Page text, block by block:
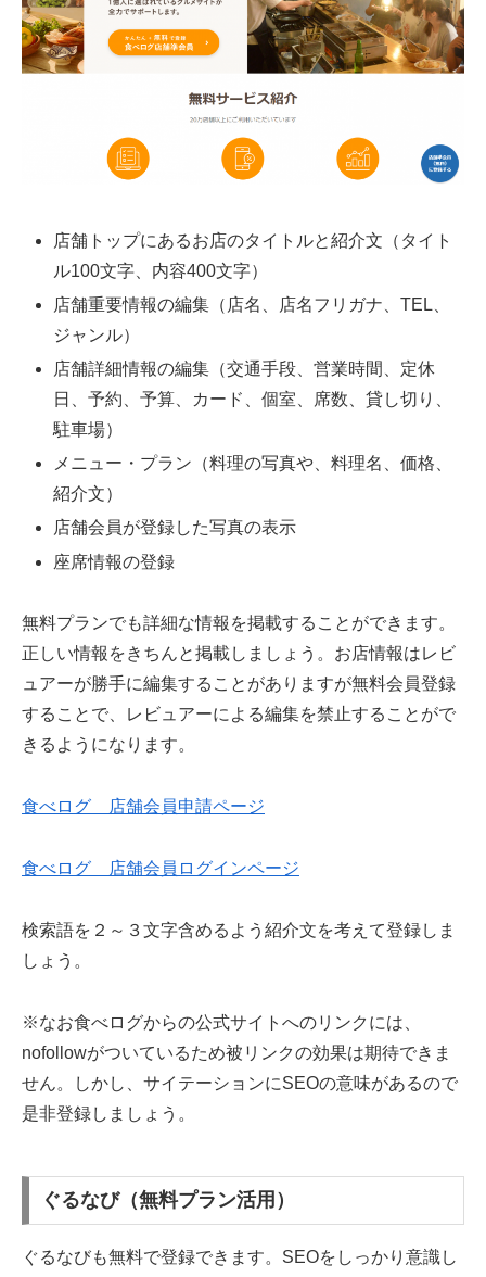
店舗トップにあるお店のタイトルと紹介文（タイト
ル100文字、内容400文字）
店舗重要情報の編集（店名、店名フリガナ、TEL、
ジャンル）
店舗詳細情報の編集（交通手段、営業時間、定休
日、予約、予算、カード、個室、席数、貸し切り、
駐車場）
メニュー・プラン（料理の写真や、料理名、価格、
紹介文）
店舗会員が登録した写真の表示
座席情報の登録
無料プランでも詳細な情報を掲載することができます。
正しい情報をきちんと掲載しましょう。お店情報はレビ
ュアーが勝手に編集することがありますが無料会員登録
することで、レビュアーによる編集を禁止することがで
きるようになります。
食べログ 店舗会員申請ページ
食べログ 店舗会員ログインページ
検索語を２～３文字含めるよう紹介文を考えて登録しま
しょう。
※なお食べログからの公式サイトへのリンクには、
nofollowがついているため被リンクの効果は期待できま
せん。しかし、サイテーションにSEOの意味があるので
是非登録しましょう。
ぐるなび（無料プラン活用）
ぐるなびも無料で登録できます。SEOをしっかり意識し